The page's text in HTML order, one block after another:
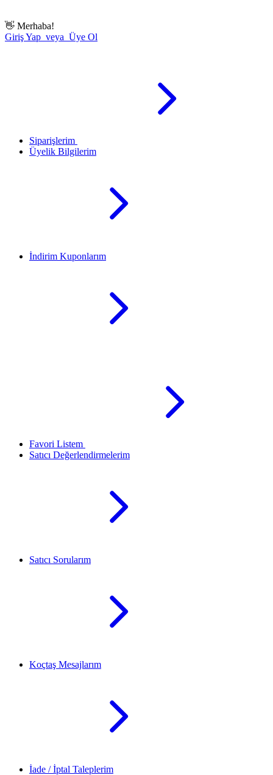
👋 Merhaba!
Giriş Yap veya Üye Ol
Siparişlerim
Üyelik Bilgilerim
İndirim Kuponlarım
Favori Listem
Satıcı Değerlendirmelerim
Satıcı Sorularım
Koçtaş Mesajlarım
İade / İptal Taleplerim